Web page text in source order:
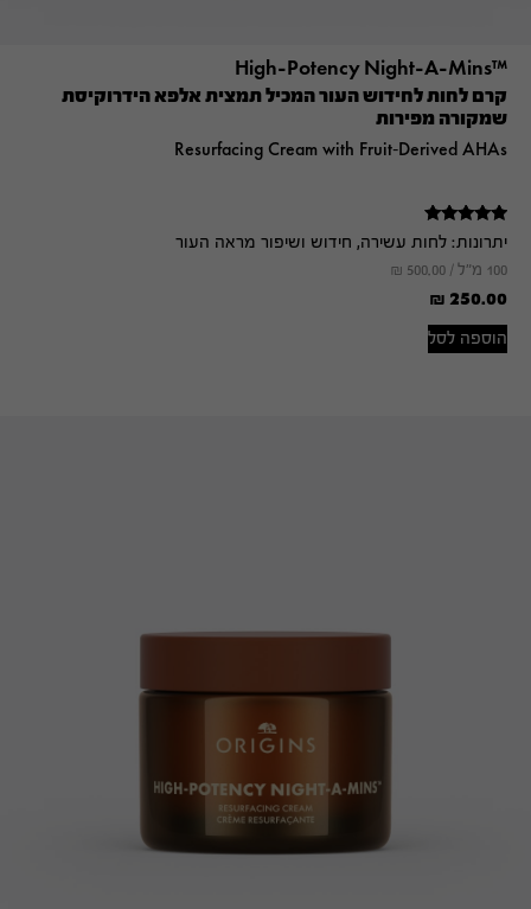
™High-Potency Night-A-Mins
קרם לחות לחידוש העור המכיל תמצית אלפא הידרוקיסת
שמקורה מפירות
Resurfacing Cream with Fruit-Derived AHAs
דורג
5.00
מתוך 5
יתרונות: לחות עשירה, חידוש ושיפור מראה העור
100 מ"ל / ₪ 500.00
₪ 250.00
הוספה לסל